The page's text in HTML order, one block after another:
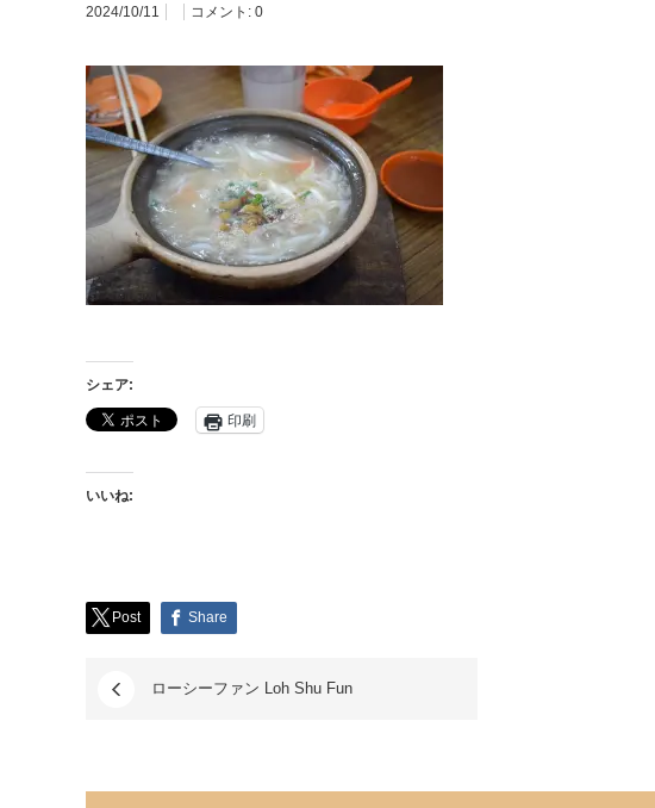
2024/10/11 コメント: 0
シェア:
印刷
いいね:
Post Share
ローシーファン Loh Shu Fun